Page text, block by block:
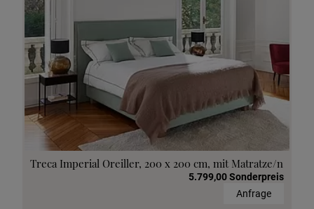
Treca Imperial Oreiller, 200 x 200 cm, mit Matratze/n
5.799,00 Sonderpreis
Anfrage